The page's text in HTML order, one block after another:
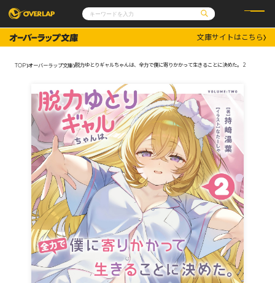
コミックガルド
コミッククリエ
文庫
ノベルス
コミックエッセイ
ポケットモンスター
アニメ
ゲーム
通販・NEWS
OVERLAP STORE
オーバーラップ広報室
企業
会社概要
採用情報
アクセス
オーバーラップホールディングス
お問い合わせはこちら
オーバーラップ文庫
オーバーラップノベルス
オーバーラップノベルスf
文庫サイトはこちら
TOP オーバーラップ文庫 脱力ゆとりギャルちゃんは、全力で僕に寄りかかって生きることに決めた。 2